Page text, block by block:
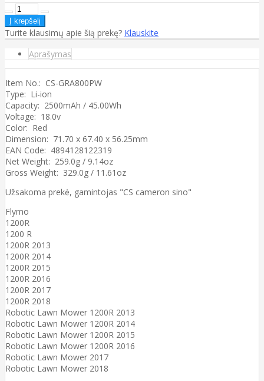
Turite klausimų apie šią prekę? Klauskite
Aprašymas
Item No.: CS-GRA800PW
Type: Li-ion
Capacity: 2500mAh / 45.00Wh
Voltage: 18.0v
Color: Red
Dimension: 71.70 x 67.40 x 56.25mm
EAN Code: 4894128122319
Net Weight: 259.0g / 9.14oz
Gross Weight: 329.0g / 11.61oz
Užsakoma prekė, gamintojas "CS cameron sino"
Flymo
1200R
1200 R
1200R 2013
1200R 2014
1200R 2015
1200R 2016
1200R 2017
1200R 2018
Robotic Lawn Mower 1200R 2013
Robotic Lawn Mower 1200R 2014
Robotic Lawn Mower 1200R 2015
Robotic Lawn Mower 1200R 2016
Robotic Lawn Mower 2017
Robotic Lawn Mower 2018